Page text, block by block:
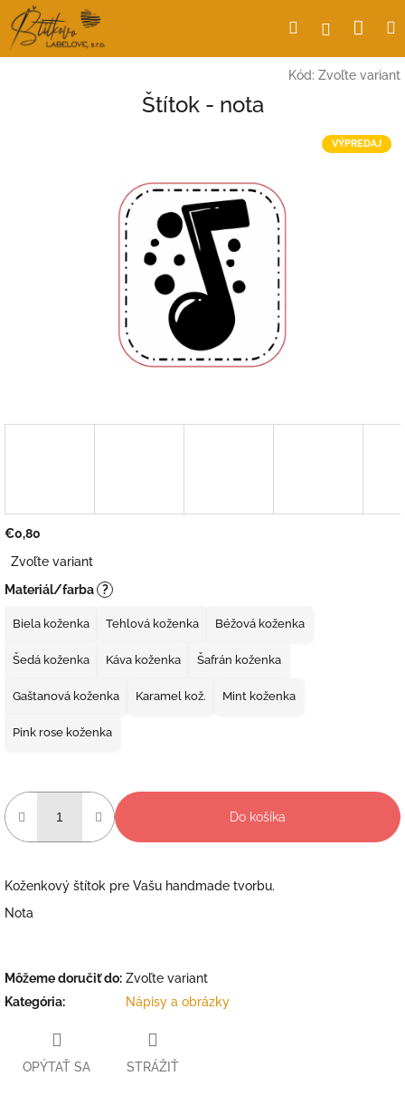
Prejsť
na
obsah
Hľadať
Kód: Zvoľte variant
Štítok - nota
VÝPREDAJ
€0,80
cena:
Zvoľte variant
Materiál/farba ?
Biela koženka Tehlová koženka Béžová koženka
Šedá koženka Káva koženka Šafrán koženka
Gaštanová koženka Karamel kož. Mint koženka
Pink rose koženka
Do košíka
Koženkový štítok pre Vašu handmade tvorbu.
Nota
Môžeme doručiť do: Zvoľte variant
Kategória: Nápisy a obrázky
OPÝTAŤ SA STRÁŽIŤ